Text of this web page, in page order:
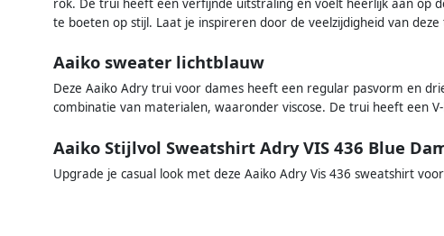
rok. De trui heeft een verfijnde uitstraling en voelt heerlijk aan op
te boeten op stijl. Laat je inspireren door de veelzijdigheid van
Aaiko sweater lichtblauw
Deze Aaiko Adry trui voor dames heeft een regular pasvorm en
combinatie van materialen, waaronder viscose. De trui heeft een
Aaiko Stijlvol Sweatshirt Adry VIS 436 Blue
Upgrade je casual look met deze Aaiko Adry Vis 436 sweatshirt